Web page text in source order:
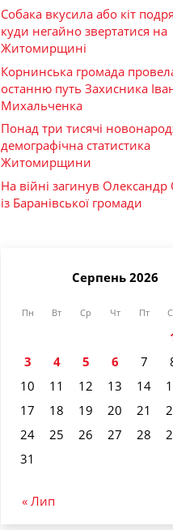
Собака вкусила або кіт
куди негайно звертатися на
Житомирщині
Корнинська громада
останню путь Захисника
Михальченка
Понад три тисячі
демографічна статистика
Житомирщини
На війні загинув
із Баранівської громади
Серпень 2026
Пн Вт Ср Чт Пт
3
4 5 6 7
10
11 12 13 14
17
18 19 20 21
24
25 26 27 28
31
« Лип